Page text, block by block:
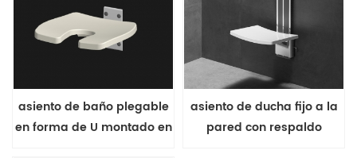
asiento de baño plegable
en forma de U montado en
asiento de ducha fijo a la
pared con respaldo